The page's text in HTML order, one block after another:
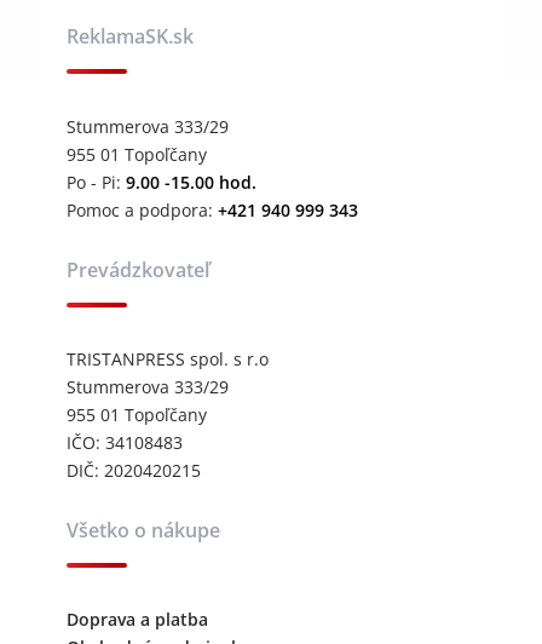
ReklamaSK.sk
Stummerova 333/29
955 01 Topoľčany
Po - Pi: 9.00 -15.00 hod.
Pomoc a podpora: +421 940 999 343
Prevádzkovateľ
TRISTANPRESS spol. s r.o
Stummerova 333/29
955 01 Topoľčany
IČO: 34108483
DIČ: 2020420215
Všetko o nákupe
Doprava a platba